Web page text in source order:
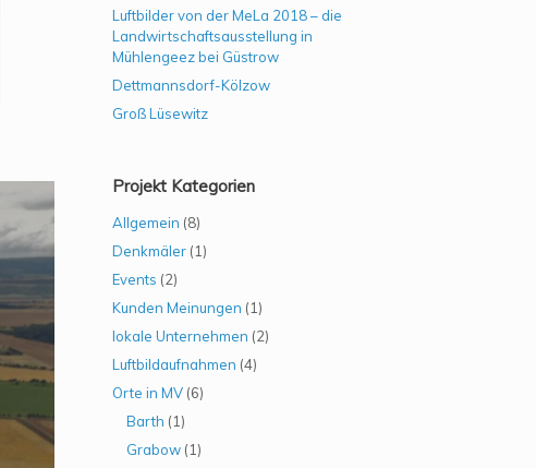
Luftbilder von der MeLa 2018 – die
Landwirtschaftsausstellung in
Mühlengeez bei Güstrow
Dettmannsdorf-Kölzow
Groß Lüsewitz
Projekt Kategorien
Allgemein (8)
Denkmäler (1)
Events (2)
Kunden Meinungen (1)
lokale Unternehmen (2)
Luftbildaufnahmen (4)
Orte in MV (6)
Barth (1)
Grabow (1)